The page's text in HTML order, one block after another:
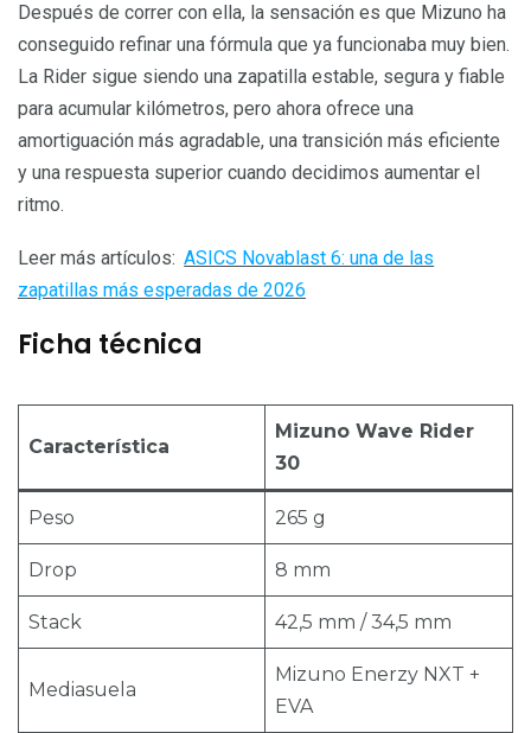
Después de correr con ella, la sensación es que Mizuno ha
conseguido refinar una fórmula que ya funcionaba muy bien.
La Rider sigue siendo una zapatilla estable, segura y fiable
para acumular kilómetros, pero ahora ofrece una
amortiguación más agradable, una transición más eficiente
y una respuesta superior cuando decidimos aumentar el
ritmo.
Leer más artículos: ASICS Novablast 6: una de las
zapatillas más esperadas de 2026
Ficha técnica
Característica
Mizuno Wave Rider
30
Peso 265 g
Drop 8 mm
Stack 42,5 mm / 34,5 mm
Mediasuela
Mizuno Enerzy NXT +
EVA